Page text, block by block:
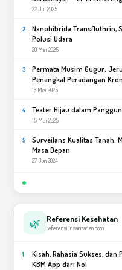
22 Jul 2025
2
Nanohibrida Transfluthrin,
Polusi Udara
20 Mei 2025
3
Permata Musim Gugur:
Penangkal Peradangan
16 Mei 2025
4 Teater Hijau dalam
15 Mei 2025
5
Surveilans Kualitas Tanah:
Masa Depan
27 Jun 2024
🌿 Referensi Kesehatan
referensi.insanitarian.com
1
Kisah, Rahasia Sukses, dan
KBM App dari Nol